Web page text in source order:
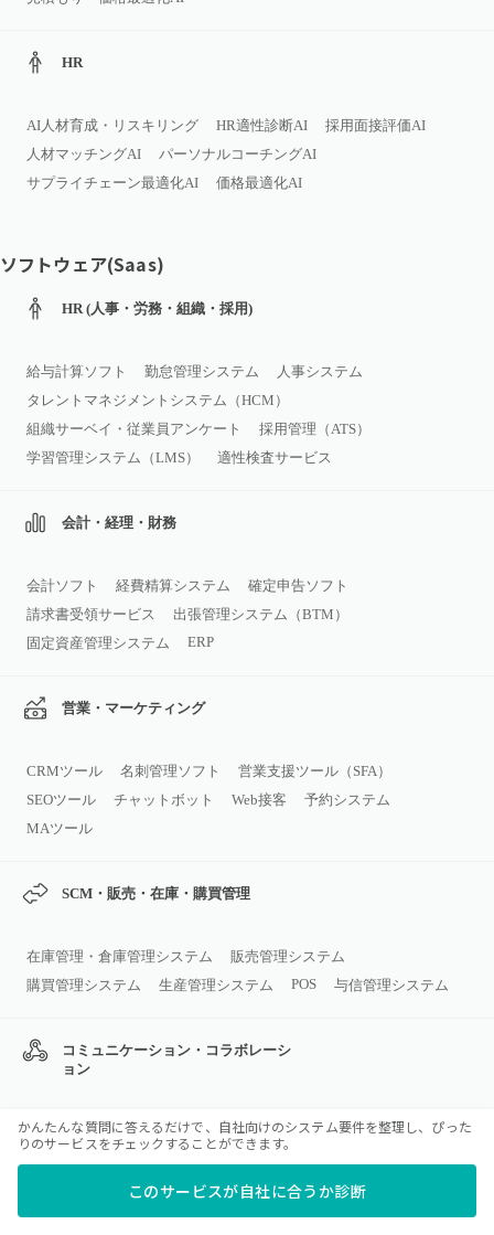
HR
AI人材育成・リスキリング HR適性診断AI
採用面接評価AI
人材マッチングAI
パーソナルコーチングAI
サプライチェーン最適化AI
価格最適化AI
ソフトウェア(Saas)
HR (人事・労務・組織・採用)
給与計算ソフト 勤怠管理システム
人事システム
タレントマネジメントシステム（HCM）
組織サーベイ・従業員アンケート
採用管理（ATS）
学習管理システム（LMS）
適性検査サービス
会計・経理・財務
会計ソフト 経費精算システム
確定申告ソフト
請求書受領サービス
出張管理システム（BTM）
固定資産管理システム
ERP
営業・マーケティング
CRMツール 名刺管理ソフト
営業支援ツール（SFA）
SEOツール
チャットボット Web接客
予約システム
MAツール
SCM・販売・在庫・購買管理
在庫管理・倉庫管理システム
販売管理システム
購買管理システム
生産管理システム POS 与信管理システム
コミュニケーション・コラボレーシ
ョン
ビジネスチャット グループウェア
Web会議システム
メールソフト
ナレッジマネジメントツール
カレンダーツール
安否確認システム
かんたんな質問に答えるだけで、自社向けのシステム要件を整理し、ぴった
りのサービスをチェックすることができます。
このサービスが自社に合うか診断